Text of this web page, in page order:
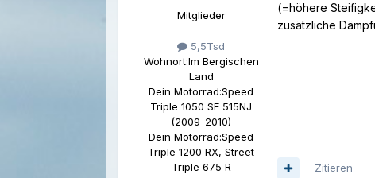
Mitglieder
5,5Tsd
Wohnort:Im Bergischen
Land
Dein Motorrad:Speed
Triple 1050 SE 515NJ
(2009-2010)
Dein Motorrad:Speed
Triple 1200 RX, Street
Triple 675 R
(=höhere
zusätzliche
Zitieren